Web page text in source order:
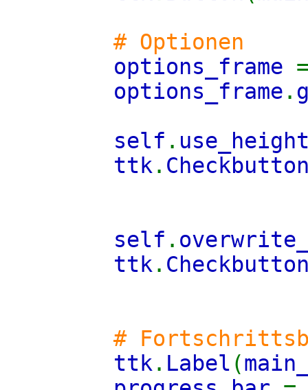
# Optionen
options_frame
options_frame .
self .
ttk .
self .
ttk .
#
ttk . Label (